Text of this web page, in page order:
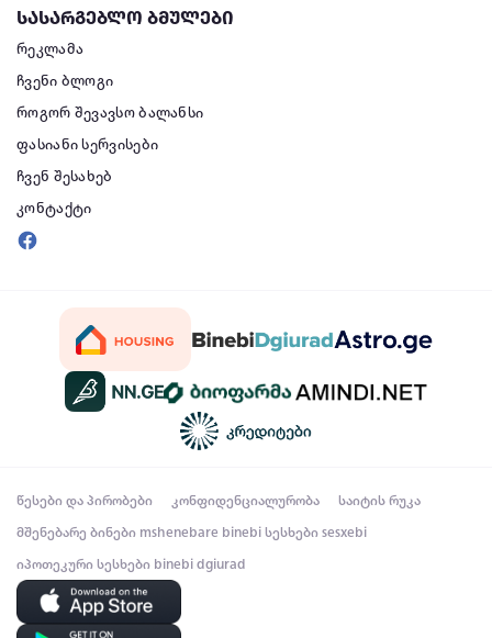
სასარგებლო ბმულები
რეკლამა
ჩვენი ბლოგი
როგორ შევავსო ბალანსი
ფასიანი სერვისები
ჩვენ შესახებ
კონტაქტი
წესები და პირობები კონფიდენციალურობა საიტის რუკა
მშენებარე ბინები mshenebare binebi სესხები sesxebi
იპოთეკური სესხები binebi dgiurad